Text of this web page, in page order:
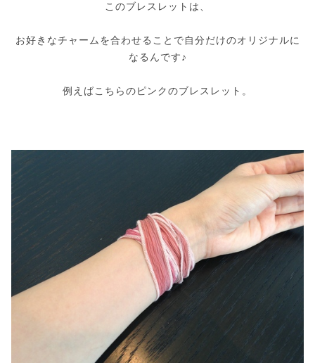
このブレスレットは、
お好きなチャームを合わせることで自分だけのオリジナルに
なるんです♪
例えばこちらのピンクのブレスレット。